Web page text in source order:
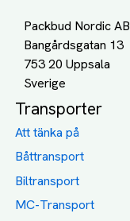
Packbud Nordic AB
Bangårdsgatan 13
753 20 Uppsala
Transporter
Att tänka på
Båttransport
Biltransport
MC-Transport